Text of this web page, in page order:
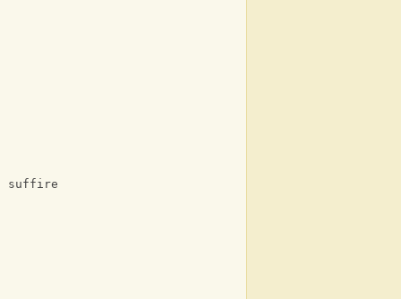
suffire